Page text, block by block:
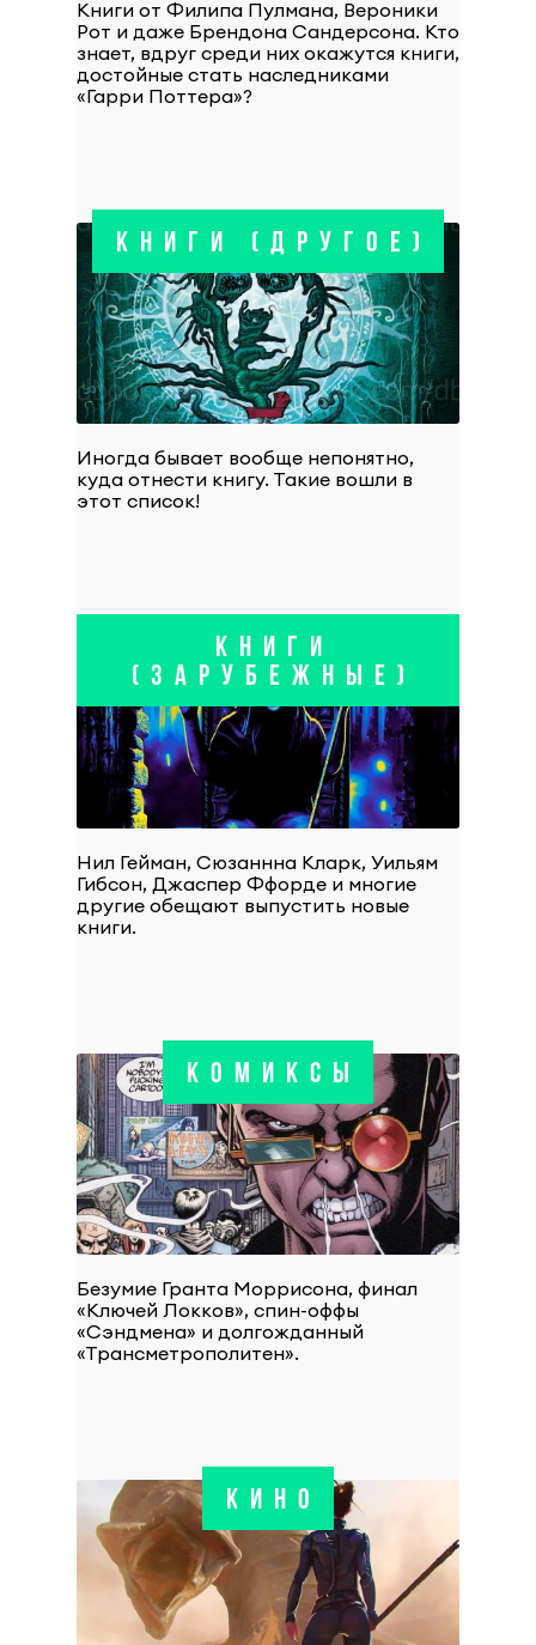
Книги от Филипа Пулмана, Вероники
Рот и даже Брендона Сандерсона. Кто
знает, вдруг среди них окажутся книги,
достойные стать наследниками
«Гарри Поттера»?
КНИГИ (ДРУГОЕ)
Иногда бывает вообще непонятно,
куда отнести книгу. Такие вошли в
этот список!
КНИГИ
(ЗАРУБЕЖНЫЕ)
Нил Гейман, Сюзаннна Кларк, Уильям
Гибсон, Джаспер Ффорде и многие
другие обещают выпустить новые
книги.
КОМИКСЫ
Безумие Гранта Моррисона, финал
«Ключей Локков», спин-оффы
«Сэндмена» и долгожданный
«Трансметрополитен».
КИНО